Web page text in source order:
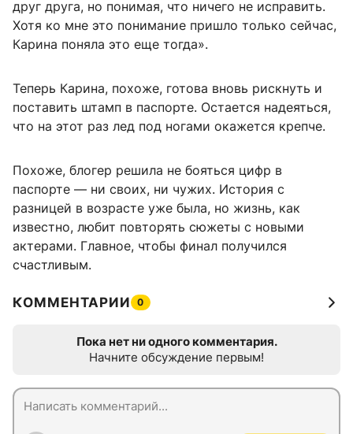
друг друга, но понимая, что ничего не исправить.
Хотя ко мне это понимание пришло только сейчас,
Карина поняла это еще тогда».
Теперь Карина, похоже, готова вновь рискнуть и
поставить штамп в паспорте. Остается надеяться,
что на этот раз лед под ногами окажется крепче.
Похоже, блогер решила не бояться цифр в
паспорте — ни своих, ни чужих. История с
разницей в возрасте уже была, но жизнь, как
известно, любит повторять сюжеты с новыми
актерами. Главное, чтобы финал получился
счастливым.
КОММЕНТАРИИ 0
Пока нет ни одного комментария.
Начните обсуждение первым!